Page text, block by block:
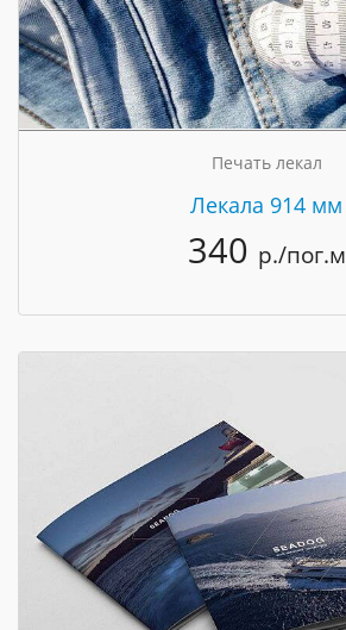
Печать лекал
Лекала 914 мм
340 р./пог.м